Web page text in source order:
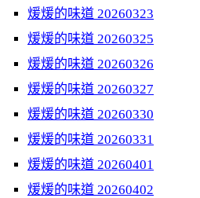
煖煖的味道 20260323
煖煖的味道 20260325
煖煖的味道 20260326
煖煖的味道 20260327
煖煖的味道 20260330
煖煖的味道 20260331
煖煖的味道 20260401
煖煖的味道 20260402